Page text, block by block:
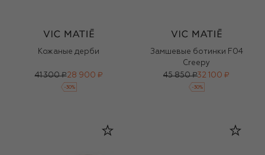
Кожаные дерби
41 300 ₽28 900 ₽
-30%
Замшевые ботинки F04
Creepy
45 850 ₽32 100 ₽
-30%